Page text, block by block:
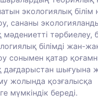
экологиялық білім
сананы
мәдениетті тәрбиелеу,
білімді жан-
сонымен қатар
дағдарыстан шығуына
жолында қозғалысқа
мүмкіндік береді.